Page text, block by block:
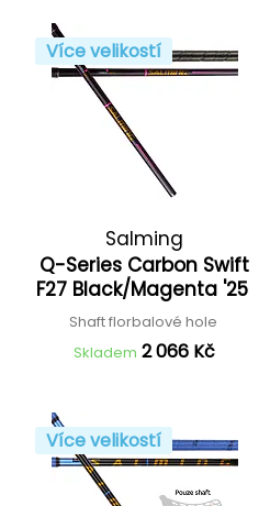
Více velikostí
Salming
Q-Series Carbon Swift
F27 Black/Magenta '25
Shaft florbalové hole
Skladem 2 066 Kč
Více velikostí